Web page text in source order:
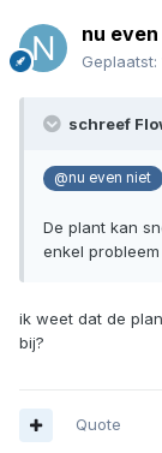
nu
Geplaatst:
schreef
@nu even niet
De plant kan
enkel
ik weet dat de
bij?
Quote